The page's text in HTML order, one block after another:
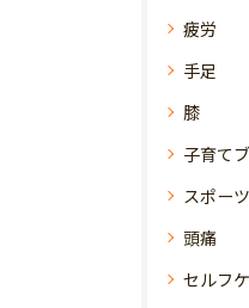
疲労
手足
膝
子育て
スポーツ
頭痛
セルフ